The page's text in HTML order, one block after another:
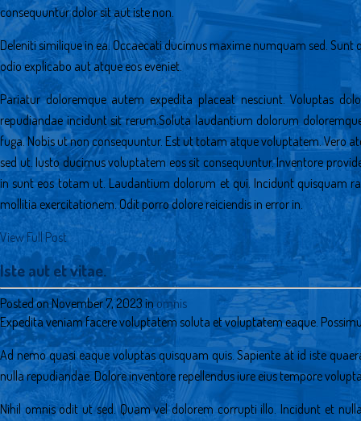
consequuntur dolor sit aut iste non.
Deleniti similique in ea. Occaecati ducimus maxime numquam sed.
odio explicabo aut atque eos eveniet.
Pariatur doloremque autem expedita placeat nesciunt. Voluptas
repudiandae incidunt sit rerum.Soluta laudantium dolorum
fuga. Nobis ut non consequuntur. Est ut totam atque voluptatem. Vero
sed ut. Iusto ducimus voluptatem eos sit consequuntur. Inventore
in sunt eos totam ut. Laudantium dolorum et qui. Incidunt quisquam
mollitia exercitationem. Odit porro dolore reiciendis in error in.
View Full Post
Iste aut et vitae.
Posted on November 7, 2023 inomnis
Expedita veniam facere voluptatem soluta et voluptatem eaque.
Ad nemo quasi eaque voluptas quisquam quis. Sapiente at id iste
nulla repudiandae. Dolore inventore repellendus iure eius tempore
Nihil omnis odit ut sed. Quam vel dolorem corrupti illo. Incidunt et